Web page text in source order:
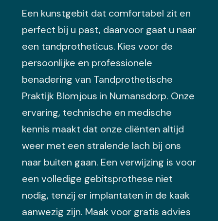
Een kunstgebit dat comfortabel zit en
perfect bij u past, daarvoor gaat u naar
een tandprotheticus. Kies voor de
persoonlijke en professionele
benadering van Tandprothetische
Praktijk Blomjous in Numansdorp. Onze
ervaring, technische en medische
kennis maakt dat onze cliënten altijd
weer met een stralende lach bij ons
naar buiten gaan. Een verwijzing is voor
een volledige gebitsprothese niet
nodig, tenzij er implantaten in de kaak
aanwezig zijn. Maak voor gratis advies